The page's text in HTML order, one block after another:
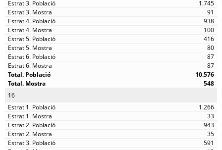
1.745
91
938
100
416
80
87
87
10.576
548
16
1.266
33
943
35
591